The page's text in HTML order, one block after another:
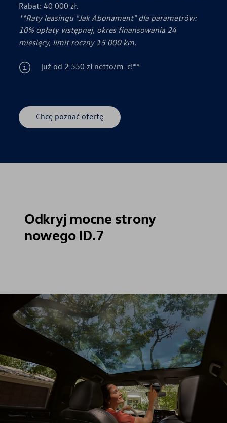
Rabat: 40 000 zł.
**Raty leasingu "Jak Abonament" dla parametrów:
10% opłaty wstępnej, okres finansowania 24
miesięcy, limit roczny 15 000 km.
już od 2 550 zł netto/m-c!**⁠
Chcę poznać ofertę
Odkryj mocne strony
nowego ID.7